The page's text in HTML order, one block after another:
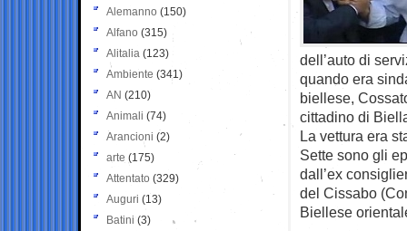
dell’auto di
quando era
biellese,
cittadino di
La vettura era
Sette sono gli
dall’ex
del Cissabo
Biellese
Alemanno (150)
Alfano (315)
Alitalia (123)
Ambiente (341)
AN (210)
Animali (74)
Arancioni (2)
arte (175)
Attentato (329)
Auguri (13)
Batini (3)